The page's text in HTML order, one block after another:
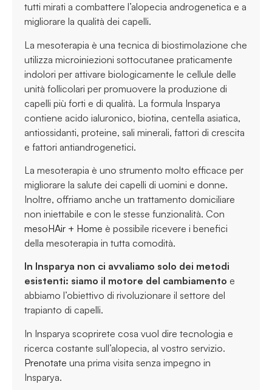
tutti mirati a combattere l’alopecia androgenetica e a
migliorare la qualità dei capelli.
La mesoterapia è una tecnica di biostimolazione che
utilizza microiniezioni sottocutanee praticamente
indolori per attivare biologicamente le cellule delle
unità follicolari per promuovere la produzione di
capelli più forti e di qualità. La formula Insparya
contiene acido ialuronico, biotina, centella asiatica,
antiossidanti, proteine, sali minerali, fattori di crescita
e fattori antiandrogenetici.
La mesoterapia è uno strumento molto efficace per
migliorare la salute dei capelli di uomini e donne.
Inoltre, offriamo anche un trattamento domiciliare
non iniettabile e con le stesse funzionalità. Con
mesoHAir + Home è possibile ricevere i benefici
della mesoterapia in tutta comodità.
In Insparya non ci avvaliamo solo dei metodi
esistenti: siamo il motore del cambiamento e
abbiamo l’obiettivo di rivoluzionare il settore del
trapianto di capelli.
In Insparya scoprirete cosa vuol dire tecnologia e
ricerca costante sull’alopecia, al vostro servizio.
Prenotate una prima visita senza impegno in
Insparya.